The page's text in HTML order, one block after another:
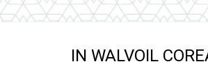
IN WALVOIL